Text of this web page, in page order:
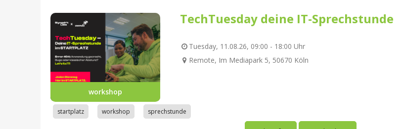
workshop
TechTuesday deine IT-Sprechstunde
Tuesday, 11.08.26, 09:00 - 18:00 Uhr
Remote, Im Mediapark 5, 50670 Köln
startplatz workshop sprechstunde